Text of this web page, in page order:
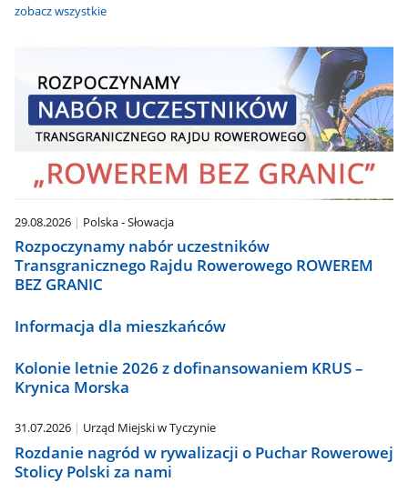
zobacz wszystkie
29.08.2026 Polska - Słowacja
Rozpoczynamy nabór uczestników
Transgranicznego Rajdu Rowerowego ROWEREM
BEZ GRANIC
Informacja dla mieszkańców
Kolonie letnie 2026 z dofinansowaniem KRUS –
Krynica Morska
31.07.2026 Urząd Miejski w Tyczynie
Rozdanie nagród w rywalizacji o Puchar Rowerowej
Stolicy Polski za nami